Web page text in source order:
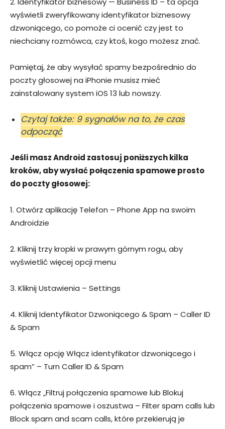
wyświetli zweryfikowany identyfikator biznesowy
dzwoniącego, co pomoże ci ocenić czy jest to
niechciany rozmówca, czy ktoś, kogo możesz znać.
Pamiętaj, że aby wysyłać spamy bezpośrednio do
poczty głosowej na iPhonie musisz mieć
zainstalowany system iOS 13 lub nowszy.
Czytaj także: 9 sygnałów na to, że czas
odpocząć
Jeśli masz Android zastosuj poniższych kilka
kroków, aby wysłać połączenia spamowe prosto
do poczty głosowej:
1. Otwórz aplikację Telefon – Phone App na swoim
Androidzie
2. Kliknij trzy kropki w prawym górnym rogu, aby
wyświetlić więcej opcji menu
3. Kliknij Ustawienia – Settings
4. Kliknij Identyfikator Dzwoniącego & Spam – Caller ID
& Spam
5. Włącz opcję Włącz identyfikator dzwoniącego i
spam” – Turn Caller ID & Spam
6. Włącz „Filtruj połączenia spamowe lub Blokuj
połączenia spamowe i oszustwa – Filter spam calls lub
Block spam and scam calls, które przekierują je